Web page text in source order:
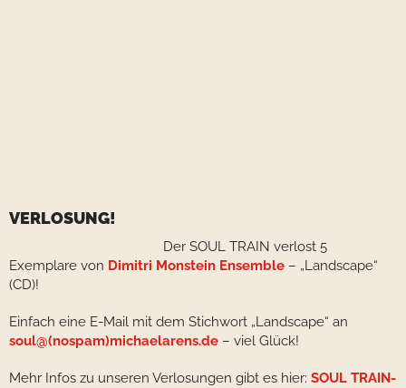
VERLOSUNG!
Der SOUL TRAIN verlost 5
Exemplare von Dimitri Monstein Ensemble – „Landscape“
(CD)!
Einfach eine E-Mail mit dem Stichwort „Landscape“ an
soul@(nospam)michaelarens.de – viel Glück!
Mehr Infos zu unseren Verlosungen gibt es hier: SOUL TRAIN-